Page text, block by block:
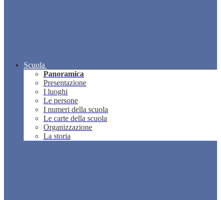
Scuola
Panoramica
Presentazione
I luoghi
Le persone
I numeri della scuola
Le carte della scuola
Organizzazione
La storia